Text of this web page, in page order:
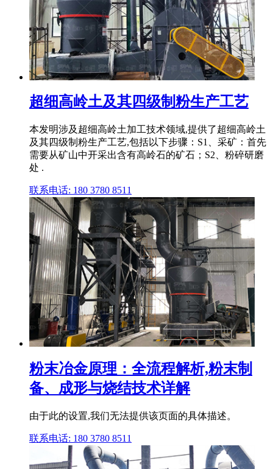
超细高岭土及其四级制粉生产工艺
本发明涉及超细高岭土加工技术领域,提供了超细高岭土
及其四级制粉生产工艺,包括以下步骤：S1、采矿：首先
需要从矿山中开采出含有高岭石的矿石；S2、粉碎研磨
处 .
联系电话: 180 3780 8511
粉末冶金原理：全流程解析,粉末制
备、成形与烧结技术详解
由于此的设置,我们无法提供该页面的具体描述。
联系电话: 180 3780 8511